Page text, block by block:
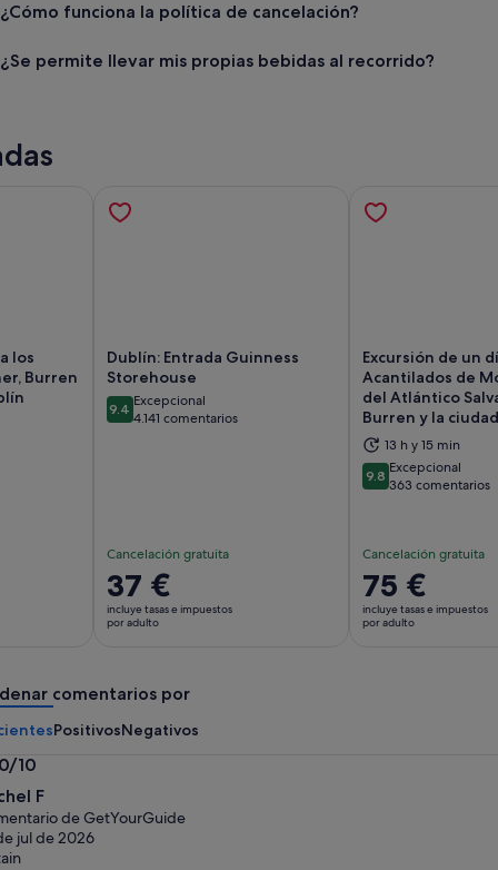
¿Cómo funciona la política de cancelación?
¿Se permite llevar mis propias bebidas al recorrido?
los
Burren
en una pestaña nueva
Dublín: Entrada Guinness
Storehouse
9.49.4 sobre 10
Excepcional
4.141 comentarios
Cancelación gratuita
El
precio
es
por
adulto
37 €
incluye tasas e impuestos
por adulto
Se abre en una pestaña nueva
Excursión de un
Acantilados de
del Atlántico
Burren y la
13 h y 15 min
9.89.8 sobre 10
Excepcional
363 comentarios
Cancelación gratuita
El
precio
es
75 €
incluye tasas e impuestos
por adulto
comentarios por
PositivosNegativos
10
F
de GetYourGuide
jul de 2026